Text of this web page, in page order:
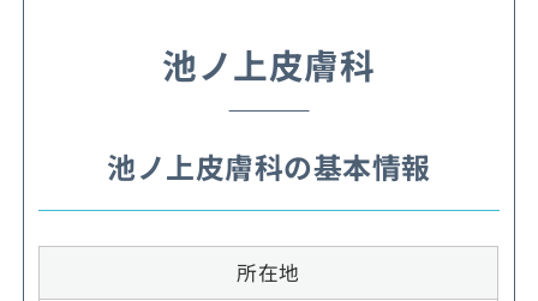
池ノ上皮膚科
池ノ上皮膚科の基本情報
所在地